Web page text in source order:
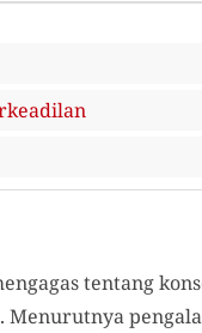
tentang
Menurutnya